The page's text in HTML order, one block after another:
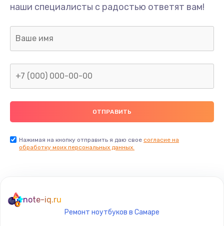
наши специалисты с радостью ответят вам!
Нажимая на кнопку отправить я даю свое согласие на
обработку моих персональных данных.
note-iq.ru
Ремонт ноутбуков в Самаре